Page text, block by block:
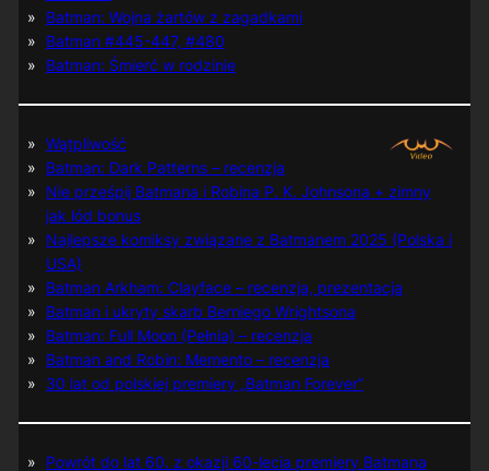
Batman: Wojna żartów z zagadkami
Batman #445-447, #480
Batman: Śmierć w rodzinie
Wątpliwość
Batman: Dark Patterns – recenzja
Nie prześpij Batmana i Robina P. K. Johnsona + zimny
jak lód bonus
Najlepsze komiksy związane z Batmanem 2025 (Polska i
USA)
Batman Arkham: Clayface – recenzja, prezentacja
Batman i ukryty skarb Berniego Wrightsona
Batman: Full Moon (Pełnia) – recenzja
Batman and Robin: Memento – recenzja
30 lat od polskiej premiery „Batman Forever”
Powrót do lat 60. z okazji 60-lecia premiery Batmana